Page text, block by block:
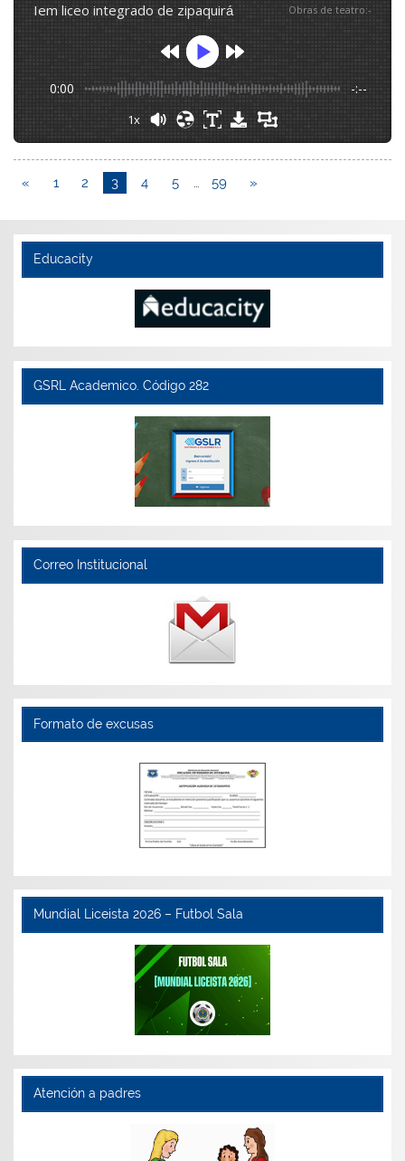
iem liceo integrado de zipaquirá Obras de teatro:-
0:00 -:--
1x
« 1 2 3 4 5 … 59 »
Educacity
GSRL Academico. Código 282
Correo Institucional
Formato de excusas
Mundial Liceista 2026 – Futbol Sala
Atención a padres